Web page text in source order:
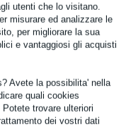
utenti che lo visitano.
misurare ed analizzare le
per migliorare la sua
e vantaggiosi gli acquisti
Avete la possibilita' nella
quali cookies
trovare ulteriori
dei vostri dati